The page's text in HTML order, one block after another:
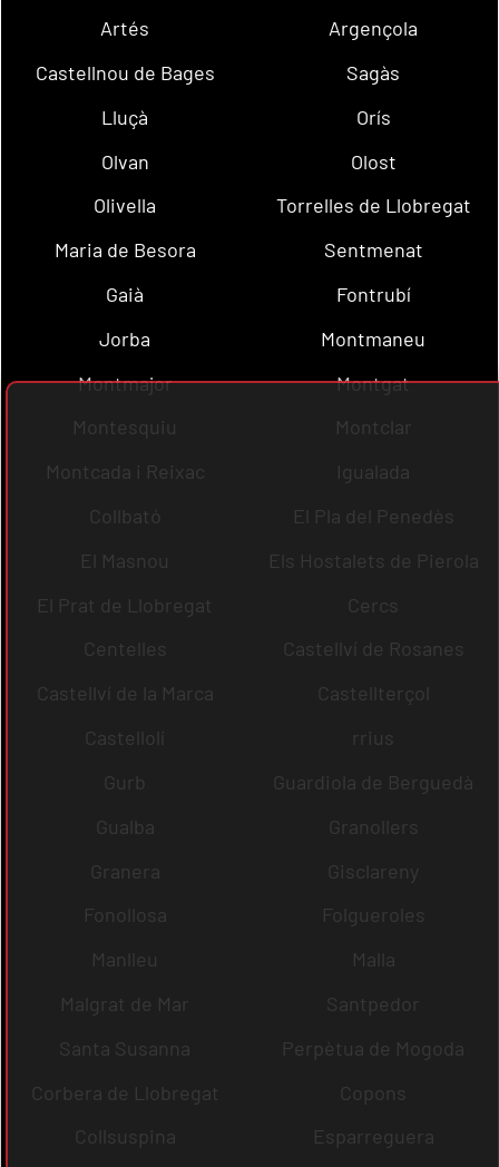
Artés
Argençola
Castellnou de Bages
Sagàs
Lluçà
Orís
Olvan
Olost
Olivella
Torrelles de Llobregat
Maria de Besora
Sentmenat
Gaià
Fontrubí
Jorba
Montmaneu
Montmajor
Montgat
Montesquiu
Montclar
Montcada i Reixac
Igualada
Collbató
El Pla del Penedès
El Masnou
Els Hostalets de Pierola
El Prat de Llobregat
Cercs
Centelles
Castellví de Rosanes
Castellví de la Marca
Castellterçol
Castellolí
rrius
Gurb
Guardiola de Berguedà
Gualba
Granollers
Granera
Gisclareny
Fonollosa
Folgueroles
Manlleu
Malla
Malgrat de Mar
Santpedor
Santa Susanna
Perpètua de Mogoda
Corbera de Llobregat
Copons
Collsuspina
Esparreguera